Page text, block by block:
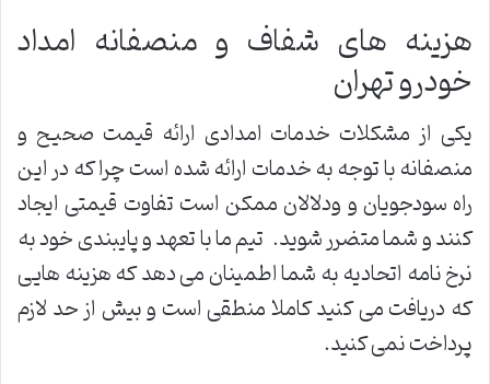
هزینه های شفاف و منصفانه امداد
خودرو تهران
یکی از مشکلات خدمات امدادی ارائه قیمت صحیح و
منصفانه با توجه به خدمات ارائه شده است چرا که در این
راه سودجویان و ودلالان ممکن است تفاوت قیمتی ایجاد
کنند و شما متضرر شوید. تیم ما با تعهد و پایبندی خود به
نرخ نامه اتحادیه به شما اطمینان می دهد که هزینه هایی
که دریافت می کنید کاملا منطقی است و بیش از حد لازم
پرداخت نمی کنید.